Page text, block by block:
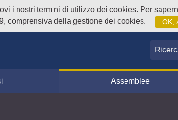
i nostri termini di utilizzo dei cookies. Per
comprensiva della gestione dei cookies.
OK,
Ricerca
Assemblee